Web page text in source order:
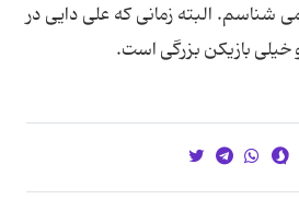
شناسم. البته زمانى كه على دایى در
خیلى بازیكن بزرگى است.